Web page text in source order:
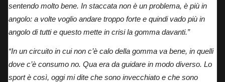
sentendo molto bene. In staccata non è un problema, è più in
angolo: a volte voglio andare troppo forte e quindi vado più in
angolo di tutti e questo mette in crisi la gomma davanti.”
“In un circuito in cui non c’è calo della gomma va bene, in quelli
dove c’è consumo no. Qua era da guidare in modo diverso. Lo
sport è così, oggi mi dite che sono invecchiato e che sono